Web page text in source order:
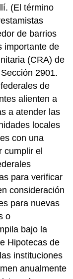
(El término
de barrios
importante de
(CRA) de
2901.
de
alienten a
a atender las
locales
con una
cumplir el
para verificar
consideración
para nuevas
o
bajo la
Hipotecas de
instituciones
anualmente